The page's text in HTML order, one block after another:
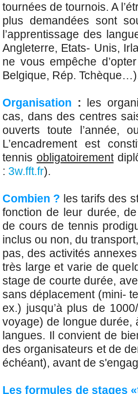
tournées de tournois. A
plus demandées sont
l’apprentissage des
Angleterre, Etats- Unis,
ne vous empêche
Belgique, Rép.
Organisation : les
cas, dans des centres
ouverts toute l’année,
L’encadrement est
tennis obligatoirement
: 3w.fft.fr).
Combien ? les tarifs des
fonction de leur durée,
de cours de tennis
inclus ou non, du
pas, des activités
très large et varie de
stage de courte durée,
sans déplacement (mini-
ex.) jusqu’à plus de
voyage) de longue durée,
langues. Il convient de
des organisateurs et de
échéant), avant de
Les formules de stages